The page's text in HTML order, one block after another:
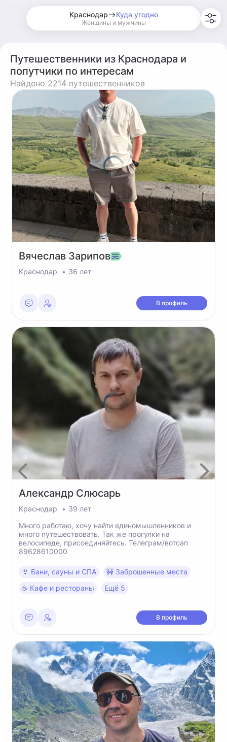
Краснодар Куда угодно
Женщины и мужчины
Путешественники из Краснодара и
попутчики по интересам
Найдено 2214 путешественников
Вячеслав Зарипов
Краснодар 36 лет
В профиль
Александр Слюсарь
Краснодар
39 лет
Много работаю, хочу найти единомышленников и
много путешествовать. Так же прогулки на
велосипеде, присоединяйтесь. Телеграм/вотсап
89628610000
👙 Бани, сауны и СПА
🚧 Заброшенные места
☕️ Кафе и рестораны
Ещё 5
В профиль